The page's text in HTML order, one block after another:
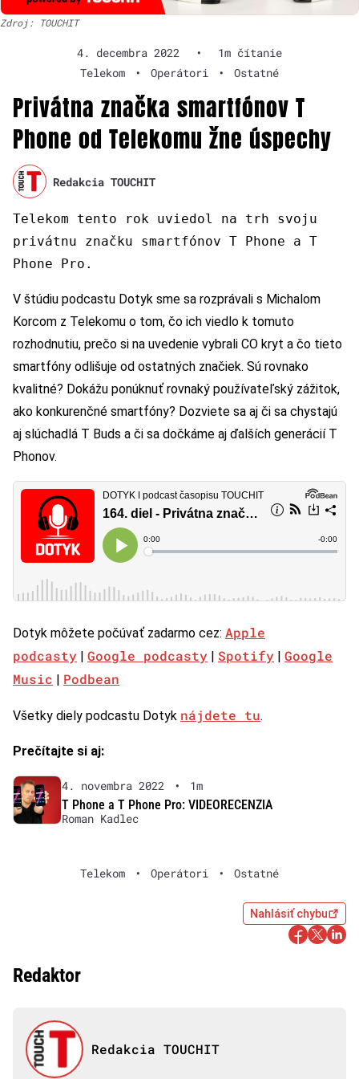
Zdroj: TOUCHIT
4. decembra 2022 •
1m čítanie
Telekom
• Operátori • Ostatné
Privátna značka smartfónov T
Phone od Telekomu žne úspechy
Redakcia TOUCHIT
Telekom tento rok uviedol na trh svoju
privátnu značku smartfónov T Phone a T
Phone Pro.
V štúdiu podcastu Dotyk sme sa rozprávali s Michalom
Korcom z Telekomu o tom, čo ich viedlo k tomuto
rozhodnutiu, prečo si na uvedenie vybrali CO kryt a čo tieto
smartfóny odlišuje od ostatných značiek. Sú rovnako
kvalitné? Dokážu ponúknuť rovnaký používateľský zážitok,
ako konkurenčné smartfóny? Dozviete sa aj či sa chystajú
aj slúchadlá T Buds a či sa dočkáme aj ďalších generácií T
Phonov.
Dotyk môžete počúvať zadarmo cez: Apple
podcasty
Google podcasty Spotify
Google
Music
Podbean
Všetky diely podcastu Dotyk nájdete tu.
Prečítajte si aj:
4. novembra 2022 •
1m
T Phone a T Phone Pro: VIDEORECENZIA
Roman Kadlec
Telekom • Operátori • Ostatné
Nahlásiť chybu
Redaktor
Redakcia TOUCHIT